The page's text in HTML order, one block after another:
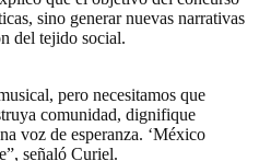
sino generar nuevas narrativas
del tejido social.
pero necesitamos que
comunidad, dignifique
voz de esperanza. ‘México
señaló Curiel.